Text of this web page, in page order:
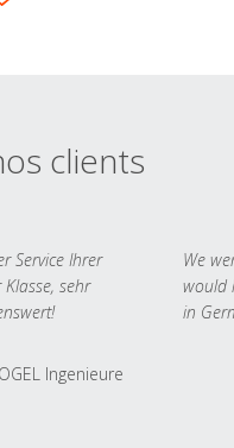
clients
Service Ihrer
sehr
Ingenieure
We
would
in